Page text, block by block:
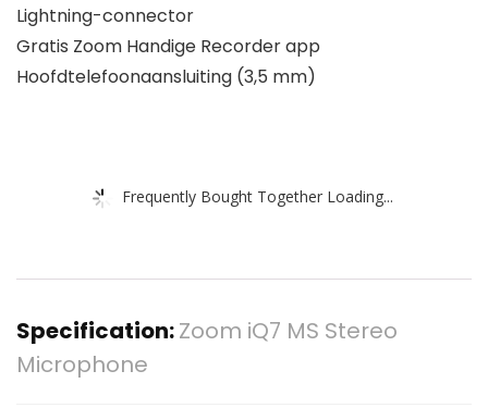
Lightning-connector
Gratis Zoom Handige Recorder app
Hoofdtelefoonaansluiting (3,5 mm)
Frequently Bought Together Loading...
Specification:Zoom iQ7 MS Stereo
Microphone